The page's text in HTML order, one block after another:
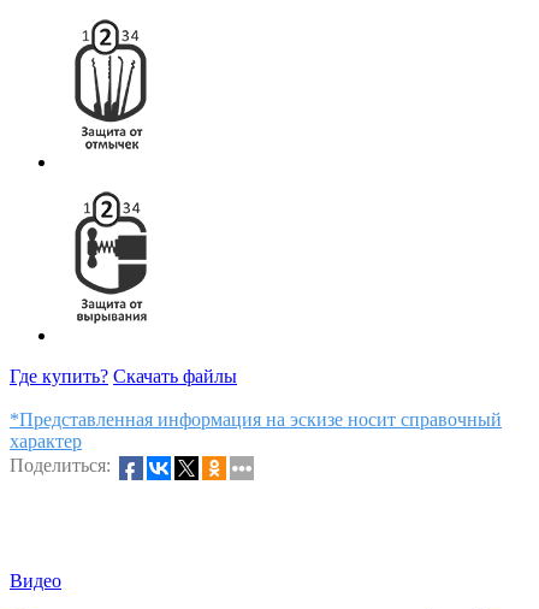
Где купить? Скачать файлы
*Представленная информация на эскизе носит справочный
характер
Поделиться:
Видео